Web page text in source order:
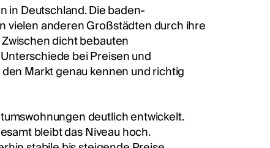
in Deutschland. Die baden-
vielen anderen Großstädten durch ihre
dicht bebauten
bei Preisen und
Markt genau kennen und richtig
deutlich entwickelt.
bleibt das Niveau hoch.